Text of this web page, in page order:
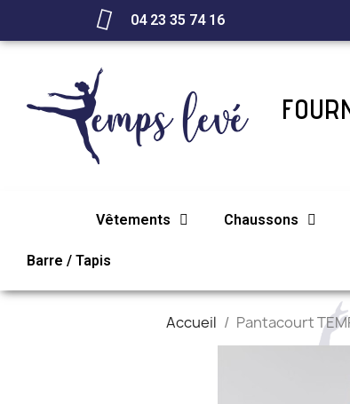
04 23 35 74 16
Vêtements Chaussons
Barre / Tapis
Accueil Pantacourt